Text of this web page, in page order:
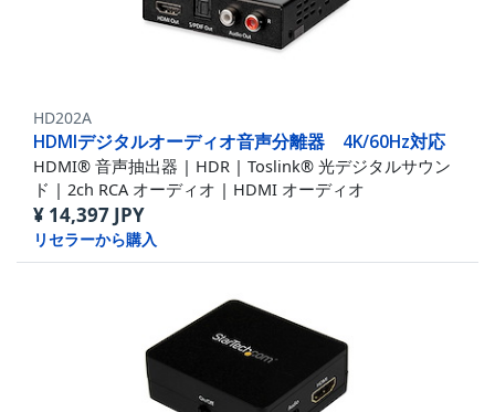
HD202A
HDMIデジタルオーディオ音声分離器 4K/60Hz対応
HDMI® 音声抽出器 | HDR | Toslink® 光デジタルサウン
ド | 2ch RCA オーディオ | HDMI オーディオ
¥ 14,397 JPY
リセラーから購入